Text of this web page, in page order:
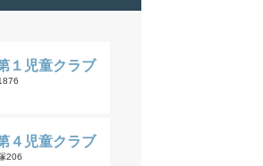
１児童クラブ
４児童クラブ
206